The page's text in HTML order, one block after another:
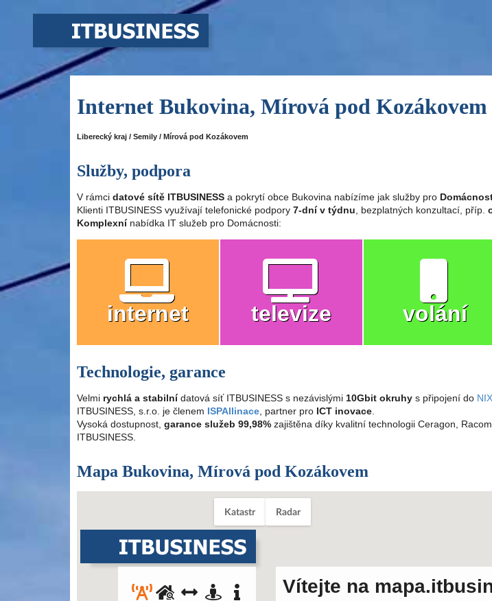
Internet Bukovina, Mírová pod Kozákovem
Liberecký kraj / Semily / Mírová pod Kozákovem
Služby, podpora
V rámci datové sítě ITBUSINESS a pokrytí obce Bukovina nabízíme jak služby pro
Klienti ITBUSINESS využívají telefonické podpory 7-dní v týdnu , bezplatných konzultací, příp.
Komplexnínabídka IT služeb pro Domácnosti:
internet televize volání
Technologie, garance
Velmi rychlá a stabilnídatová síť ITBUSINESS s nezávislými 10Gbit okruhy s připojení do
ITBUSINESS, s.r.o. je členem ISPAllinace , partner pro ICT inovace
Vysoká dostupnost, garance služeb 99,98% zajištěna díky kvalitní technologii Ceragon,
ITBUSINESS.
Mapa Bukovina, Mírová pod Kozákovem